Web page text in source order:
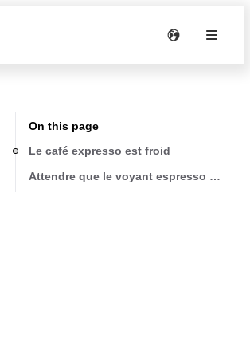
On this page
Le café expresso est froid
Attendre que le voyant espresso OK